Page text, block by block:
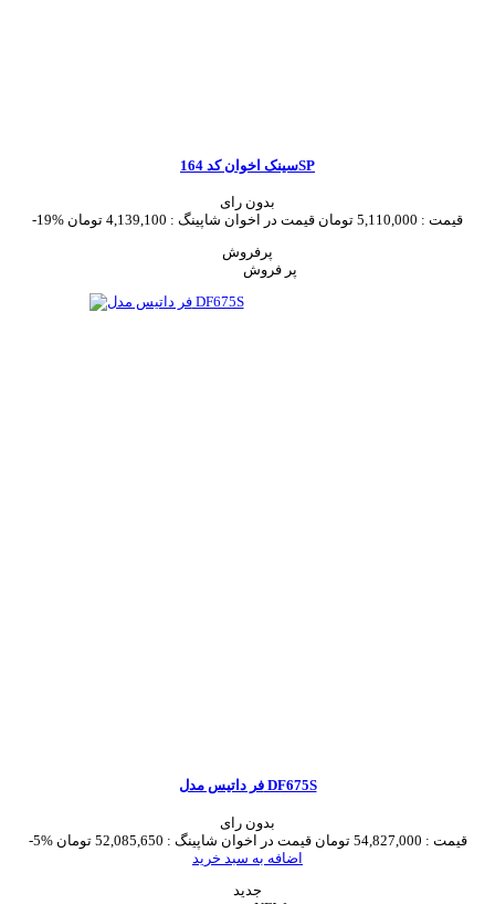
سینک اخوان کد 164SP
بدون رای
-19%
قیمت : 5,110,000 تومان قیمت در اخوان شاپینگ : 4,139,100 تومان
پرفروش
فر داتیس مدل DF675S
بدون رای
-5%
قیمت : 54,827,000 تومان قیمت در اخوان شاپینگ : 52,085,650 تومان
اضافه به سبد خرید
جدید